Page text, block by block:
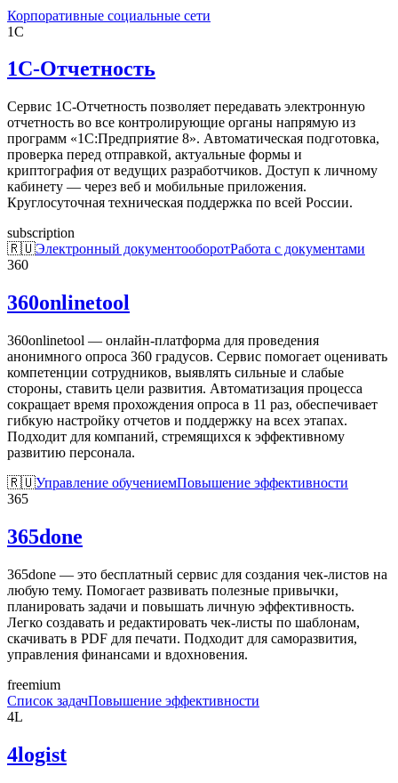
Корпоративные социальные сети
1С
1С-Отчетность
Сервис 1С-Отчетность позволяет передавать электронную
отчетность во все контролирующие органы напрямую из
программ «1С:Предприятие 8». Автоматическая подготовка,
проверка перед отправкой, актуальные формы и
криптография от ведущих разработчиков. Доступ к личному
кабинету — через веб и мобильные приложения.
Круглосуточная техническая поддержка по всей России.
subscription
🇷🇺Электронный документооборотРабота с документами
360
360onlinetool
360onlinetool — онлайн-платформа для проведения
анонимного опроса 360 градусов. Сервис помогает оценивать
компетенции сотрудников, выявлять сильные и слабые
стороны, ставить цели развития. Автоматизация процесса
сокращает время прохождения опроса в 11 раз, обеспечивает
гибкую настройку отчетов и поддержку на всех этапах.
Подходит для компаний, стремящихся к эффективному
развитию персонала.
🇷🇺Управление обучениемПовышение эффективности
365
365done
365done — это бесплатный сервис для создания чек-листов на
любую тему. Помогает развивать полезные привычки,
планировать задачи и повышать личную эффективность.
Легко создавать и редактировать чек-листы по шаблонам,
скачивать в PDF для печати. Подходит для саморазвития,
управления финансами и вдохновения.
freemium
Список задачПовышение эффективности
4L
4logist